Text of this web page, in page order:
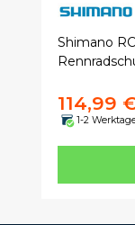
Shimano
114,99
1-2